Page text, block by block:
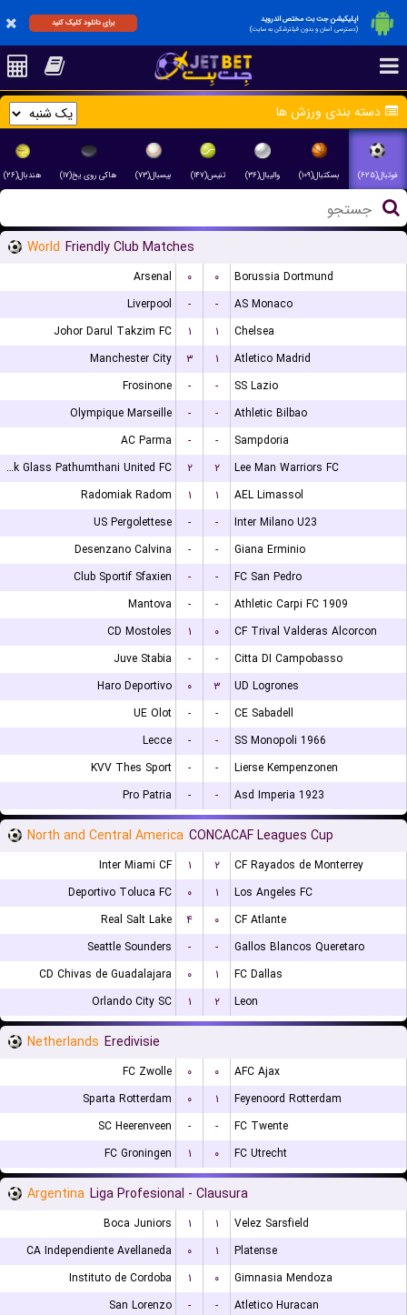
اپلیکیشن جت بت مختص اندروید
(دسترسی آسان و بدون فیلترشکن به سایت)
برای دانلود کلیک کنید
دسته بندی ورزش ها
فوتبال(۶۲۵) بسکتبال(۱۰۹) والیبال(۳۶) تنیس(۱۴۷) بیسبال(۷۳) هاکی روی یخ(۱۷) هندبال(۲۶)
World Friendly Club Matches
Arsenal ۰ ۰
Borussia Dortmund
Liverpool
- -
AS Monaco
Johor Darul Takzim FC
۱ ۱
Chelsea
Manchester City
۳ ۱
Atletico Madrid
Frosinone
- -
SS Lazio
Olympique Marseille
- -
Athletic Bilbao
AC Parma
- -
Sampdoria
Bangkok Glass Pathumthani United FC
۲ ۲
Lee Man Warriors FC
Radomiak Radom
۱ ۱
AEL Limassol
US Pergolettese
- -
Inter Milano U23
Desenzano Calvina
- -
Giana Erminio
Club Sportif Sfaxien
- -
FC San Pedro
Mantova
- -
Athletic Carpi FC 1909
CD Mostoles
۱ ۰
CF Trival Valderas Alcorcon
Juve Stabia
- -
Citta DI Campobasso
Haro Deportivo
۰ ۳
UD Logrones
UE Olot
- -
CE Sabadell
Lecce
- -
SS Monopoli 1966
KVV Thes Sport
- -
Lierse Kempenzonen
Pro Patria
- - Asd Imperia 1923
North and Central America CONCACAF Leagues Cup
Inter Miami CF ۱ ۲
CF Rayados de Monterrey
Deportivo Toluca FC
۰ ۱
Los Angeles FC
Real Salt Lake
۴ ۰
CF Atlante
Seattle Sounders
- -
Gallos Blancos Queretaro
CD Chivas de Guadalajara
۰ ۱
FC Dallas
Orlando City SC
۱ ۲ Leon
Netherlands Eredivisie
FC Zwolle ۰ ۰
AFC Ajax
Sparta Rotterdam
۰ ۱
Feyenoord Rotterdam
SC Heerenveen
- -
FC Twente
FC Groningen
۱ ۰ FC Utrecht
Argentina Liga Profesional - Clausura
Boca Juniors ۱ ۱
Velez Sarsfield
CA Independiente Avellaneda
۰ ۱
Platense
Instituto de Cordoba
۱ ۰
Gimnasia Mendoza
San Lorenzo
- - Atletico Huracan